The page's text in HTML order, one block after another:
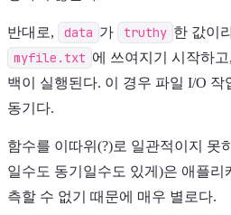
반대로, data 가 truthy 한 값이
myfile.txt 에 쓰여지기 시작하
백이 실행된다. 이 경우 파일 I/O 작
동기다.
함수를 이따위(?)로 일관적이지 못
일수도 동기일수도 있게)은 애플리
측할 수 없기 때문에 매우 별로다.